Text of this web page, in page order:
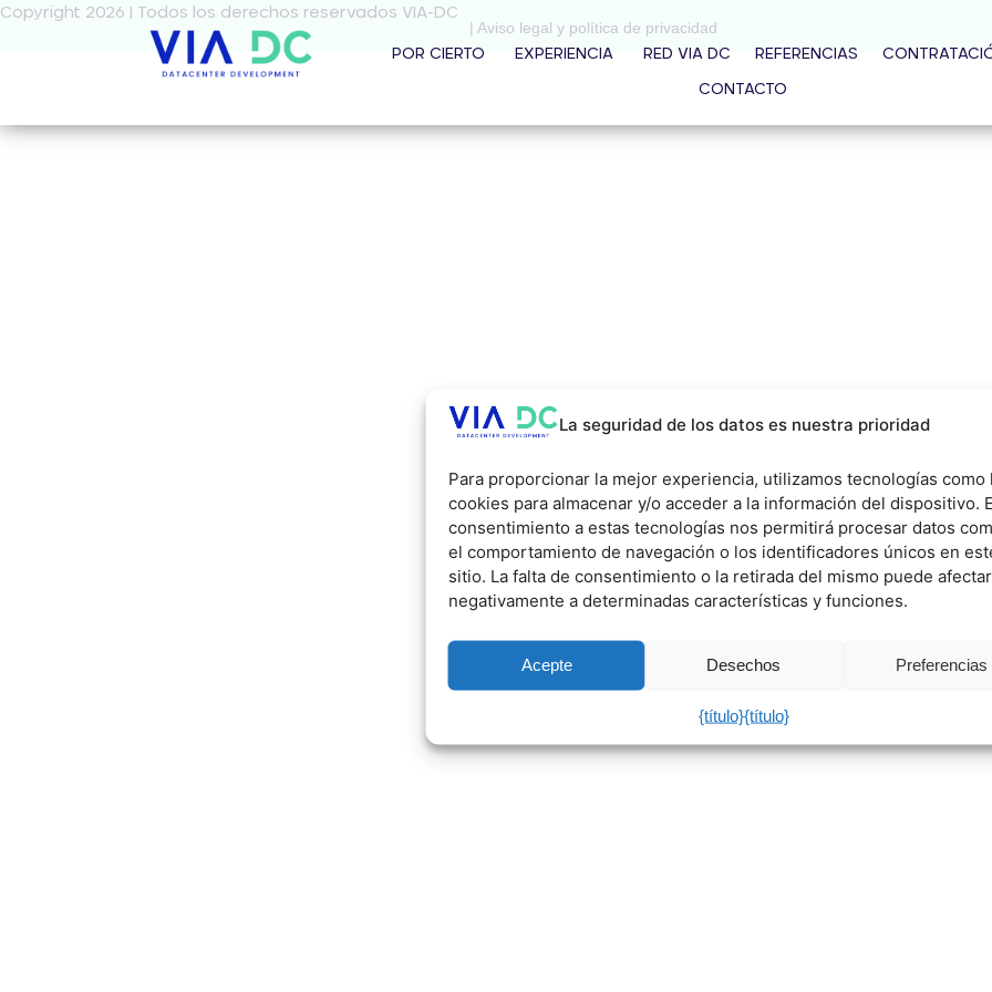
La seguridad de los datos es nuestra prioridad
Para proporcionar la mejor experiencia, utilizamos tecnologías como
cookies para almacenar y/o acceder a la información del dispositivo.
consentimiento a estas tecnologías nos permitirá procesar datos
el comportamiento de navegación o los identificadores únicos en
sitio. La falta de consentimiento o la retirada del mismo puede afectar
negativamente a determinadas características y funciones.
Acepte Desechos Preferencias
{título}{título}
POR CIERTO EXPERIENCIA RED VIA DC REFERENCIAS
CONTACTO
Copyright 2026 | Todos los derechos reservados VIA-DC
| Aviso legal y política de privacidad